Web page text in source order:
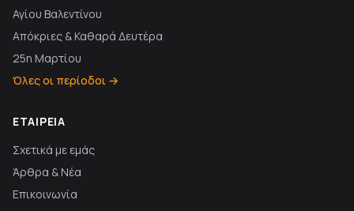
Αγίου Βαλεντίνου
Απόκριες & Καθαρά Δευτέρα
25η Μαρτίου
Όλες οι περίοδοι →
ΕΤΑΙΡΕΊΑ
Σχετικά με εμάς
Άρθρα & Νέα
Επικοινωνία